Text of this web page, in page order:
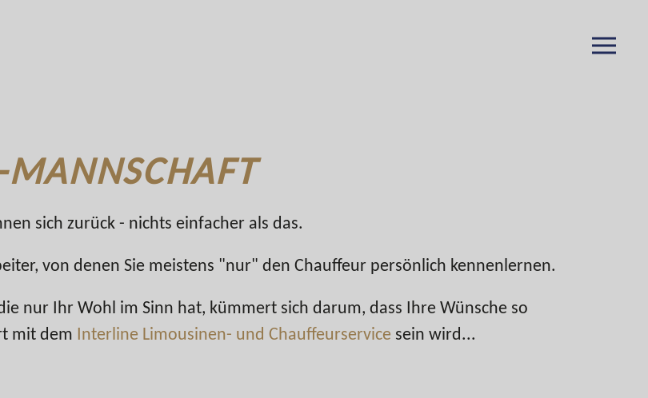
sich zurück - nichts einfacher als das.
von denen Sie meistens "nur" den Chauffeur persönlich kennenlernen.
nur Ihr Wohl im Sinn hat, kümmert sich darum, dass Ihre Wünsche so
mit dem Interline Limousinen- und Chauffeurservice sein wird...